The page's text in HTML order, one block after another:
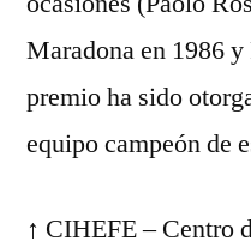
Maradona en 1986
premio ha sido
equipo campeón de
↑ CIHEFE – Centro